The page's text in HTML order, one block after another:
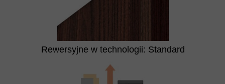
Rewersyjne w technologii: Standard